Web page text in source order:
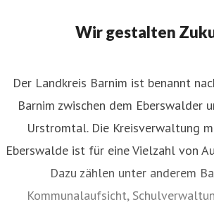
Wir gestalten
Der Landkreis Barnim ist benannt
Barnim zwischen dem Eberswalder
Urstromtal. Die Kreisverwaltung
Eberswalde ist für eine Vielzahl von
Dazu zählen unter anderem
Kommunalaufsicht,